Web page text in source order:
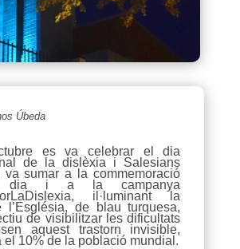
Úbeda
es va celebrar el dia
de la dislèxia i Salesians
va sumar a la commemoració
dia i a la campanya
il·luminant la
l’Església, de blau turquesa,
de visibilitzar les dificultats
aquest trastorn invisible,
el 10% de la població mundial.